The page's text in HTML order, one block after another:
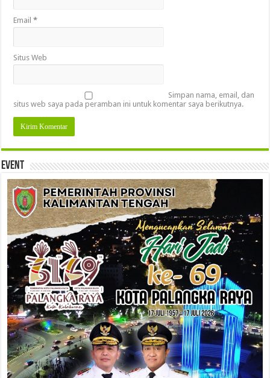
Email*
Situs Web
Simpan nama, email, dan
situs web saya pada peramban ini untuk komentar saya berikutnya.
Event